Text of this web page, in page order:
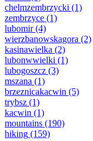
chelmzembrzycki (1)
zembrzyce (1)
lubomir(4)
wierzbanowskagora (2)
kasinawielka (2)
lubonwwielki (1)
lubogoszcz (3)
mszana (1)
brzeznicakacwin (5)
trybsz (1)
kacwin (1)
mountains (190)
hiking (159)